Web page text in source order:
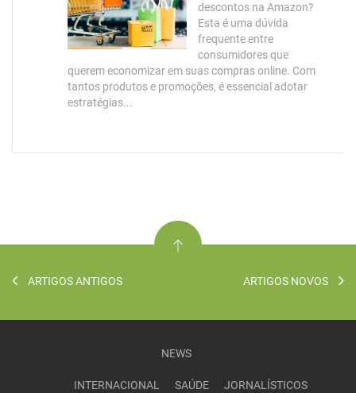
descontos na Amazon?
Esta é uma dúvida
frequente entre
consumidores que
querem economizar em suas compras online. Com
tantos produtos e promoções, é essencial adotar
estratégias...
ARTIGOS ANTIGOS ARTIGOS NOVOS
NEWS
INTERNACIONAL SAÚDE JORNALÍSTICOS